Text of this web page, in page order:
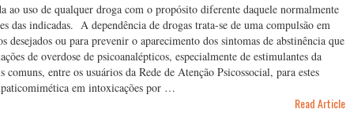
ao uso de qualquer droga com o propósito diferente daquele normalmente
das indicadas. A dependência de drogas trata-se de uma compulsão em
ou para prevenir o aparecimento dos sintomas de abstinência que
de overdose de psicoanalépticos, especialmente de estimulantes da
entre os usuários da Rede de Atenção Psicossocial, para estes
em intoxicações por …
Read Article